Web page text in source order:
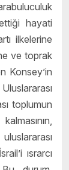
hayati
ilkelerine
ve toprak
Konsey’in
toplumun
ısrarcı